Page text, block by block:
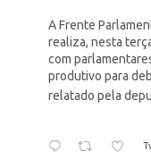
A Frente
realiza, nesta
com
produtivo para
relatado pela